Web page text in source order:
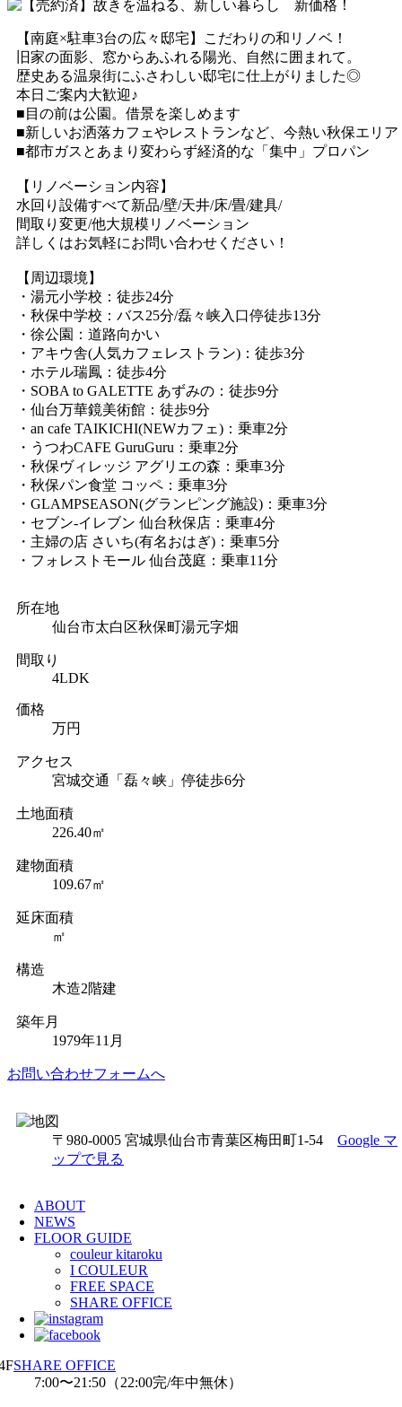
【南庭×駐車3台の広々邸宅】こだわりの和リノベ！
旧家の面影、窓からあふれる陽光、自然に囲まれて。
歴史ある温泉街にふさわしい邸宅に仕上がりました◎
本日ご案内大歓迎♪
■目の前は公園。借景を楽しめます
■新しいお洒落カフェやレストランなど、今熱い秋保エリア
■都市ガスとあまり変わらず経済的な「集中」プロパン
【リノベーション内容】
水回り設備すべて新品/壁/天井/床/畳/建具/
間取り変更/他大規模リノベーション
詳しくはお気軽にお問い合わせください！
【周辺環境】
・湯元小学校：徒歩24分
・秋保中学校：バス25分/磊々峡入口停徒歩13分
・徐公園：道路向かい
・アキウ舎(人気カフェレストラン)：徒歩3分
・ホテル瑞鳳：徒歩4分
・SOBA to GALETTE あずみの：徒歩9分
・仙台万華鏡美術館：徒歩9分
・an cafe TAIKICHI(NEWカフェ)：乗車2分
・うつわCAFE GuruGuru：乗車2分
・秋保ヴィレッジ アグリエの森：乗車3分
・秋保パン食堂 コッペ：乗車3分
・GLAMPSEASON(グランピング施設)：乗車3分
・セブン-イレブン 仙台秋保店：乗車4分
・主婦の店 さいち(有名おはぎ)：乗車5分
・フォレストモール 仙台茂庭：乗車11分
所在地
仙台市太白区秋保町湯元字畑
間取り
4LDK
価格
万円
アクセス
宮城交通「磊々峡」停徒歩6分
土地面積
226.40㎡
建物面積
109.67㎡
延床面積
㎡
構造
木造2階建
築年月
1979年11月
お問い合わせフォームへ
〒980-0005 宮城県仙台市青葉区梅田町1-54 Google マ
ップで見る
ABOUT
NEWS
FLOOR GUIDE
couleur kitaroku
I COULEUR
FREE SPACE
SHARE OFFICE
SHARE OFFICE
7:00〜21:50（22:00完/年中無休）